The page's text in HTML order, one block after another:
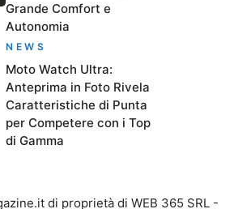
Grande Comfort e
Autonomia
NEWS
Moto Watch Ultra:
Anteprima in Foto Rivela
Caratteristiche di Punta
per Competere con i Top
di Gamma
di proprietà di WEB 365 SRL -